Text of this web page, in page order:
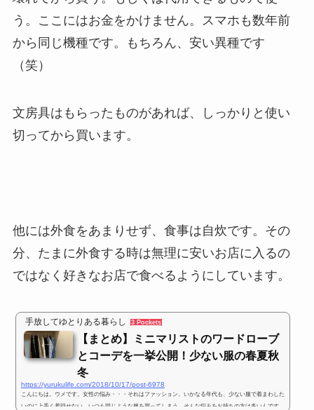
う。ここにはお金をかけません。スマホも数年前
から同じ機種です。もちろん、安い異種です
（笑）
文房具はもらったものがあれば、しっかりと使い
切ってから買います。
他には外食をあまりせず、食事は自炊です。その
分、たまに外食する時は無理に安いお店に入るの
ではなく好きなお店で食べるようにしています。
手放してゆとりある暮らし 3 Pockets
【まとめ】ミニマリストのワードローブ
とコーデを一挙公開！少ない服の春夏秋
冬
https://yurukulife.com/2018/10/17/post-6978
こんにちは。ウメです。女性の悩み・・・それはファッション。いかなる年代も、少ない服で着まわした
いのに上手く着回せない。いつも同じような服を買ってしまう。そんな悩みをお持ちの方は多いんです。